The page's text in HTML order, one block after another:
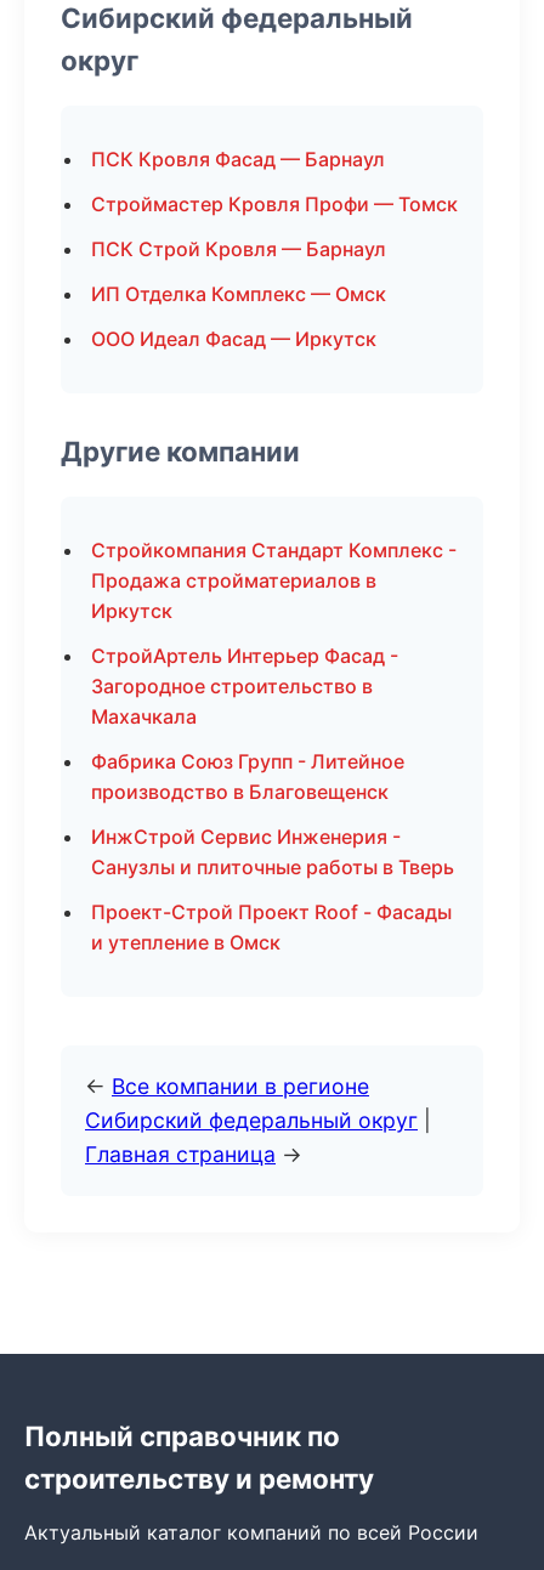
Сибирский федеральный
округ
ПСК Кровля Фасад — Барнаул
Строймастер Кровля Профи — Томск
ПСК Строй Кровля — Барнаул
ИП Отделка Комплекс — Омск
ООО Идеал Фасад — Иркутск
Другие компании
Стройкомпания Стандарт Комплекс -
Продажа стройматериалов в
Иркутск
СтройАртель Интерьер Фасад -
Загородное строительство в
Махачкала
Фабрика Союз Групп - Литейное
производство в Благовещенск
ИнжСтрой Сервис Инженерия -
Санузлы и плиточные работы в Тверь
Проект-Строй Проект Roof - Фасады
и утепление в Омск
← Все компании в регионе
Сибирский федеральный округ
Главная страница →
Полный справочник по
строительству и ремонту
Актуальный каталог компаний по всей России